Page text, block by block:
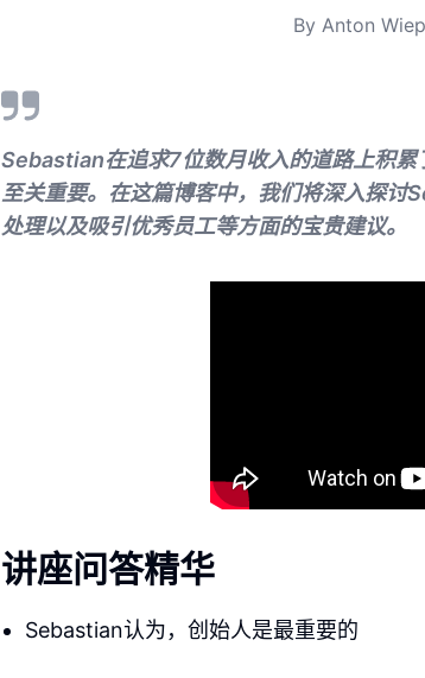
By Anton
Sebastian在追求7位数月收入的道路上积
至关重要。在这篇博客中，我们将深入探
处理以及吸引优秀员工等方面的宝贵建议。
讲座问答精华
Sebastian认为，创始人是最重要的